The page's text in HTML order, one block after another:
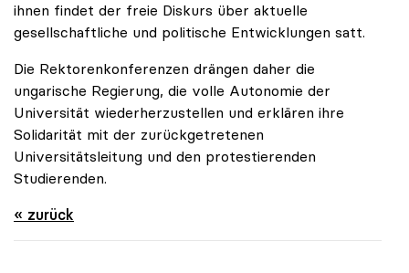
ihnen findet der freie Diskurs über aktuelle
gesellschaftliche und politische Entwicklungen satt.
Die Rektorenkonferenzen drängen daher die
ungarische Regierung, die volle Autonomie der
Universität wiederherzustellen und erklären ihre
Solidarität mit der zurückgetretenen
Universitätsleitung und den protestierenden
Studierenden.
« zurück